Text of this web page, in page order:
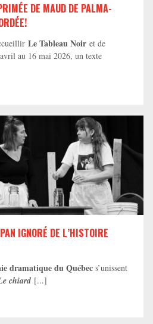
DE MAUD DE PALMA-
Le Tableau Noir et de
au 16 mai 2026, un texte
IGNORÉ DE L’HISTOIRE
dramatique du Québec s’unissent
chiard [...]